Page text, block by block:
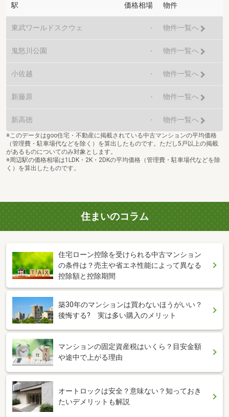
駅 価格相場 物件
東武ワールドスクウェ - 物件一覧へ
鬼怒川公園 - 物件一覧へ
小佐越 - 物件一覧へ
新藤原 - 物件一覧へ
新高徳 - 物件一覧へ
※このデータはgoo住宅・不動産に掲載されている中古マンションの平均価格
（管理費・駐車場代などを除く）を算出したものです。ただし5戸以上の掲載
があるものについてのみ対象とします。
※周辺駅の価格相場は1LDK・2K・2DKの平均価格（管理費・駐車場代などを除
く）を算出したものです。
住まいのコラム
住宅ローン控除を受けられる中古マンション
の条件は？売主や省エネ性能によって異なる
控除額と控除期間
築30年のマンションは買わないほうがいい？
後悔する? 実は多い購入のメリット
マンションの固定資産税はいくら？目安金額
や途中で上がる理由
オートロックは安全？意味ない？知っておき
たいデメリットも解説